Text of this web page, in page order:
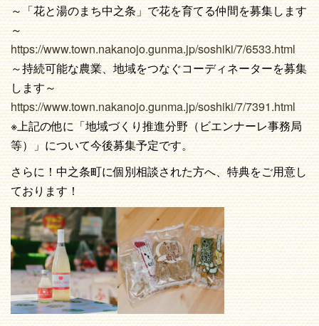
～「花と湯のまち中之条」で花を育てる仲間を募集します
～
https://www.town.nakanojo.gunma.jp/soshiki/7/6533.html
～持続可能な農業、地域をつなぐコーディネーターを募集
します～
https://www.town.nakanojo.gunma.jp/soshiki/7/7391.html
※上記の他に「地域づくり推進分野（ビエンナーレ事務局
等）」について今後募集予定です。
さらに！中之条町に個別相談された方へ、特典をご用意し
ております！